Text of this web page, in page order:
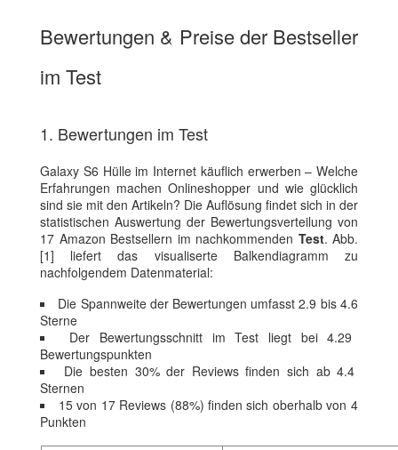
Bewertungen & Preise der Bestseller
im Test
1. Bewertungen im Test
Galaxy S6 Hülle im Internet käuflich erwerben – Welche
Erfahrungen machen Onlineshopper und wie glücklich
sind sie mit den Artikeln? Die Auflösung findet sich in der
statistischen Auswertung der Bewertungsverteilung von
17 Amazon Bestsellern im nachkommenden Test. Abb.
[1] liefert das visualiserte Balkendiagramm zu
nachfolgendem Datenmaterial:
Die Spannweite der Bewertungen umfasst 2.9 bis 4.6
Sterne
Der Bewertungsschnitt im Test liegt bei 4.29
Bewertungspunkten
Die besten 30% der Reviews finden sich ab 4.4
Sternen
15 von 17 Reviews (88%) finden sich oberhalb von 4
Punkten